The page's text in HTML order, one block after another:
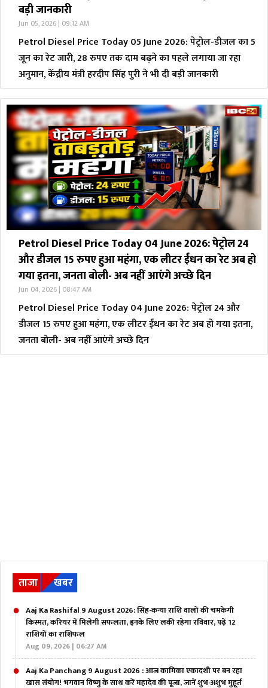
बड़ी जानकारी
Jun 05, 2026 | 09:12 AM
Petrol Diesel Price Today 05 June 2026: पेट्रोल-डीजल का 5
जून का रेट जारी, 28 रुपए तक दाम बढ़ने का पहले लगाया जा रहा
अनुमान, केंद्रीय मंत्री हरदीप सिंह पुरी ने भी दी बड़ी जानकारी
Petrol Diesel Price Today 04 June 2026: पेट्रोल 24
और डीजल 15 रुपए हुआ महंगा, एक लीटर ईंधन का रेट अब हो
गया इतना, जनता बोली- अब नहीं आएंगे अच्छे दिन
Jun 04, 2026 | 08:47 AM
Petrol Diesel Price Today 04 June 2026: पेट्रोल 24 और
डीजल 15 रुपए हुआ महंगा, एक लीटर ईंधन का रेट अब हो गया इतना,
जनता बोली- अब नहीं आएंगे अच्छे दिन
ताजा खबर
Aaj Ka Rashifal 9 August 2026: सिंह-कन्या राशि वालों की चमकेगी
किस्मत, करियर में मिलेगी सफलता, इनके लिए लकी रहेगा रविवार, पढ़ें 12
राशियों का राशिफल
Aug 09, 2026 | 06:27 AM
Aaj Ka Panchang 9 August 2026 : आज कामिका एकादशी पर बन रहा
खास संयोग! भगवान विष्णु के साथ करें महादेव की पूजा, जानें शुभ-अशुभ मुहूर्त